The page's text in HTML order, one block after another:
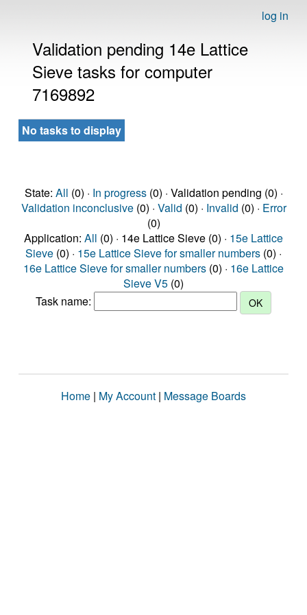
log in
Validation pending 14e Lattice
Sieve tasks for computer
7169892
No tasks to display
State: All (0) · In progress(0) · Validation pending (0) ·
Validation inconclusive(0) · Valid (0) · Invalid (0) · Error
(0)
Application: All (0) · 14e Lattice Sieve (0) · 15e Lattice
Sieve (0) · 15e Lattice Sieve for smaller numbers (0) ·
16e Lattice Sieve for smaller numbers (0) · 16e Lattice
Sieve V5 (0)
Task name:
Home | My Account | Message Boards